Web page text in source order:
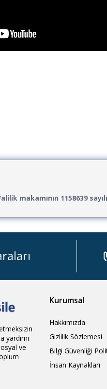
makamının 1158639
yardımı
ve
Kurumsal
Hakkımızda
Gizlilik Sözlemesi
Bilgi Güvenliği
İnsan Kaynakları